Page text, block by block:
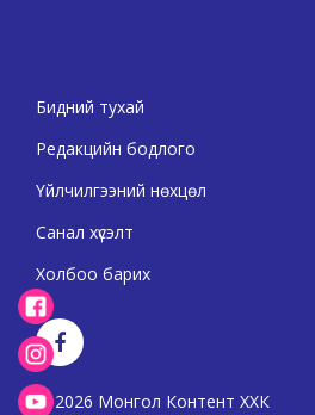
Бидний тухай
Редакцийн бодлого
Үйлчилгээний нөхцөл
Санал хүсэлт
Холбоо барих
2026 Монгол Контент ХХК